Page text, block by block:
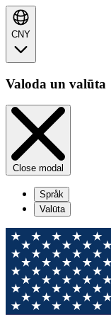
CNY
Valoda un valūta
Close modal
Språk
Valūta